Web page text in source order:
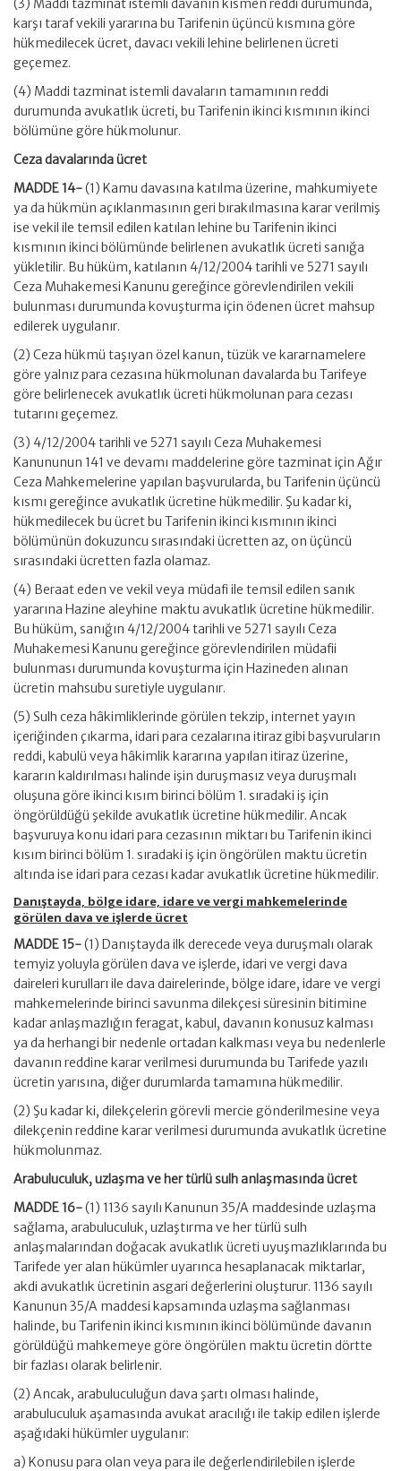
(3) Maddi tazminat istemli davanın kısmen reddi durumunda,
karşı taraf vekili yararına bu Tarifenin üçüncü kısmına göre
hükmedilecek ücret, davacı vekili lehine belirlenen ücreti
geçemez.
(4) Maddi tazminat istemli davaların tamamının reddi
durumunda avukatlık ücreti, bu Tarifenin ikinci kısmının ikinci
bölümüne göre hükmolunur.
Ceza davalarında ücret
MADDE 14-(1) Kamu davasına katılma üzerine, mahkumiyete
ya da hükmün açıklanmasının geri bırakılmasına karar verilmiş
ise vekil ile temsil edilen katılan lehine bu Tarifenin ikinci
kısmının ikinci bölümünde belirlenen avukatlık ücreti sanığa
yükletilir. Bu hüküm, katılanın 4/12/2004 tarihli ve 5271 sayılı
Ceza Muhakemesi Kanunu gereğince görevlendirilen vekili
bulunması durumunda kovuşturma için ödenen ücret mahsup
edilerek uygulanır.
(2) Ceza hükmü taşıyan özel kanun, tüzük ve kararnamelere
göre yalnız para cezasına hükmolunan davalarda bu Tarifeye
göre belirlenecek avukatlık ücreti hükmolunan para cezası
tutarını geçemez.
(3) 4/12/2004 tarihli ve 5271 sayılı Ceza Muhakemesi
Kanununun 141 ve devamı maddelerine göre tazminat için Ağır
Ceza Mahkemelerine yapılan başvurularda, bu Tarifenin üçüncü
kısmı gereğince avukatlık ücretine hükmedilir. Şu kadar ki,
hükmedilecek bu ücret bu Tarifenin ikinci kısmının ikinci
bölümünün dokuzuncu sırasındaki ücretten az, on üçüncü
sırasındaki ücretten fazla olamaz.
(4) Beraat eden ve vekil veya müdafi ile temsil edilen sanık
yararına Hazine aleyhine maktu avukatlık ücretine hükmedilir.
Bu hüküm, sanığın 4/12/2004 tarihli ve 5271 sayılı Ceza
Muhakemesi Kanunu gereğince görevlendirilen müdafii
bulunması durumunda kovuşturma için Hazineden alınan
ücretin mahsubu suretiyle uygulanır.
(5) Sulh ceza hâkimliklerinde görülen tekzip, internet yayın
içeriğinden çıkarma, idari para cezalarına itiraz gibi başvuruların
reddi, kabulü veya hâkimlik kararına yapılan itiraz üzerine,
kararın kaldırılması halinde işin duruşmasız veya duruşmalı
oluşuna göre ikinci kısım birinci bölüm 1. sıradaki iş için
öngörüldüğü şekilde avukatlık ücretine hükmedilir. Ancak
başvuruya konu idari para cezasının miktarı bu Tarifenin ikinci
kısım birinci bölüm 1. sıradaki iş için öngörülen maktu ücretin
altında ise idari para cezası kadar avukatlık ücretine hükmedilir.
Danıştayda, bölge idare, idare ve vergi mahkemelerinde
görülen dava ve işlerde ücret
MADDE 15-(1) Danıştayda ilk derecede veya duruşmalı olarak
temyiz yoluyla görülen dava ve işlerde, idari ve vergi dava
daireleri kurulları ile dava dairelerinde, bölge idare, idare ve vergi
mahkemelerinde birinci savunma dilekçesi süresinin bitimine
kadar anlaşmazlığın feragat, kabul, davanın konusuz kalması
ya da herhangi bir nedenle ortadan kalkması veya bu nedenlerle
davanın reddine karar verilmesi durumunda bu Tarifede yazılı
ücretin yarısına, diğer durumlarda tamamına hükmedilir.
(2) Şu kadar ki, dilekçelerin görevli mercie gönderilmesine veya
dilekçenin reddine karar verilmesi durumunda avukatlık ücretine
hükmolunmaz.
Arabuluculuk, uzlaşma ve her türlü sulh anlaşmasında ücret
MADDE 16-(1) 1136 sayılı Kanunun 35/A maddesinde uzlaşma
sağlama, arabuluculuk, uzlaştırma ve her türlü sulh
anlaşmalarından doğacak avukatlık ücreti uyuşmazlıklarında bu
Tarifede yer alan hükümler uyarınca hesaplanacak miktarlar,
akdi avukatlık ücretinin asgari değerlerini oluşturur. 1136 sayılı
Kanunun 35/A maddesi kapsamında uzlaşma sağlanması
halinde, bu Tarifenin ikinci kısmının ikinci bölümünde davanın
görüldüğü mahkemeye göre öngörülen maktu ücretin dörtte
bir fazlası olarak belirlenir.
(2) Ancak, arabuluculuğun dava şartı olması halinde,
arabuluculuk aşamasında avukat aracılığı ile takip edilen işlerde
aşağıdaki hükümler uygulanır:
a) Konusu para olan veya para ile değerlendirilebilen işlerde